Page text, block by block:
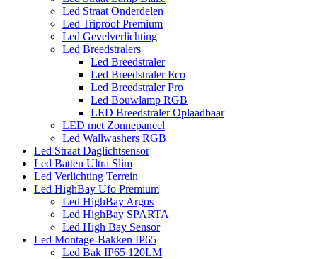
Led Straat Onderdelen
Led Triproof Premium
Led Gevelverlichting
Led Breedstralers
Led Breedstraler
Led Breedstraler Eco
Led Breedstraler Pro
Led Bouwlamp RGB
LED Breedstraler Oplaadbaar
LED met Zonnepaneel
Led Wallwashers RGB
Led Straat Daglichtsensor
Led Batten Ultra Slim
Led Verlichting Terrein
Led HighBay Ufo Premium
Led HighBay Argos
Led HighBay SPARTA
Led High Bay Sensor
Led Montage-Bakken IP65
Led Bak IP65 120LM